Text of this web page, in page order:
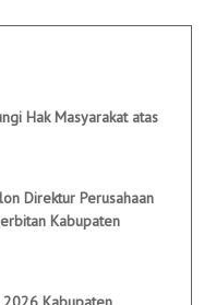
Hak Masyarakat atas
Direktur Perusahaan
Kabupaten